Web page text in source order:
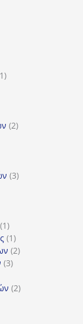
11
22
33
11
προϊόν
11
προϊόν
22
33
22